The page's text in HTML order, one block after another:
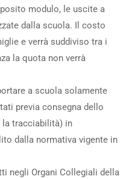
modulo, le uscite a
dalla scuola. Il costo
e verrà suddiviso tra i
la quota non verrà
a scuola solamente
previa consegna dello
la tracciabilità) in
dalla normativa vigente in
negli Organi Collegiali della